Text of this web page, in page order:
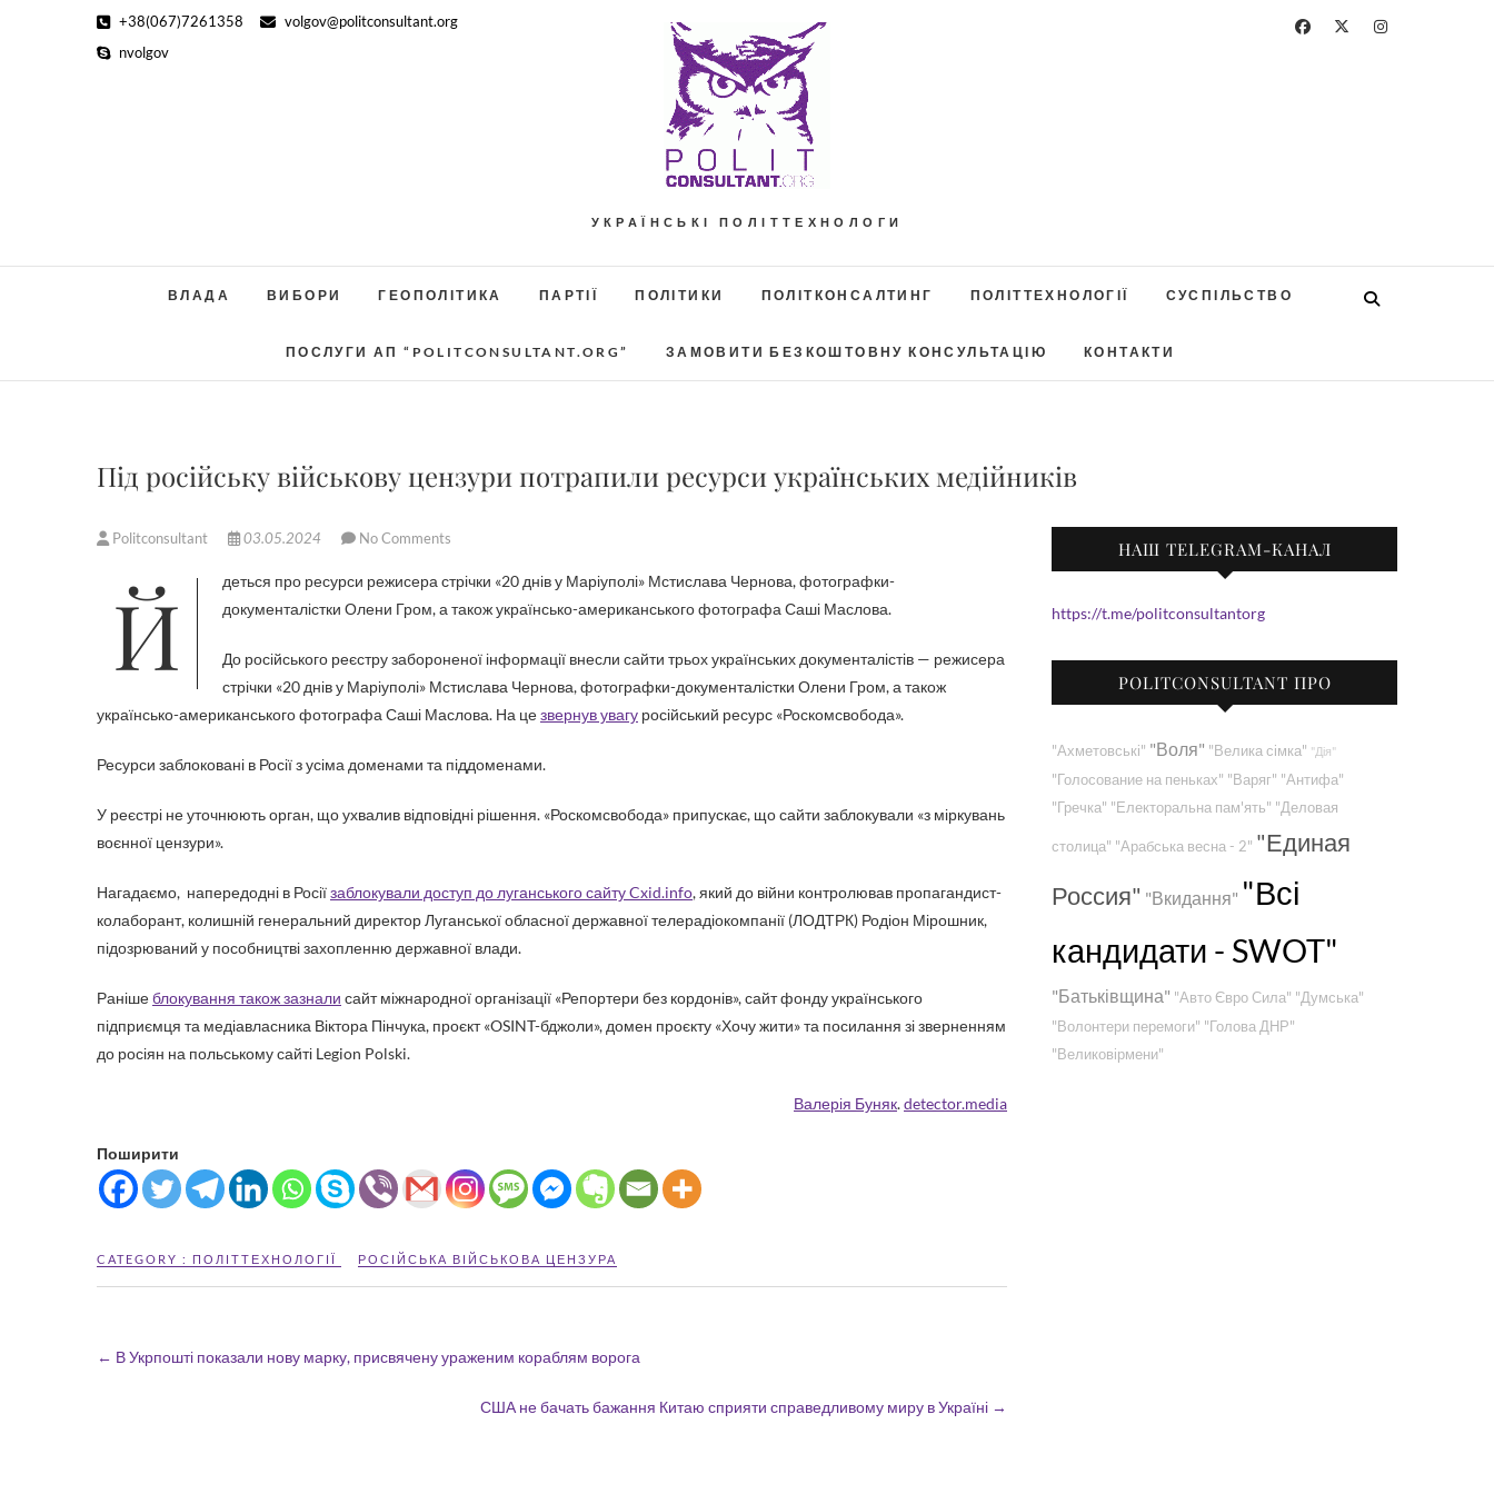
+38(067)7261358
volgov@politconsultant.org
nvolgov
УКРАЇНСЬКІ ПОЛІТТЕХНОЛОГИ
ВЛАДА ВИБОРИ ГЕОПОЛІТИКА ПАРТІЇ ПОЛІТИКИ ПОЛІТКОНСАЛТИНГ ПОЛІТТЕХНОЛОГІЇ СУСПІЛЬСТВО
ПОСЛУГИ АП “POLITCONSULTANT.ORG” ЗАМОВИТИ БЕЗКОШТОВНУ КОНСУЛЬТАЦІЮ КОНТАКТИ
Під російську військову цензури потрапили ресурси українських медійників
Politconsultant 03.05.2024 No Comments
Йдеться про ресурси режисера стрічки «20 днів у Маріуполі» Мстислава Чернова, фотографки- документалістки Олени Гром, а також українсько-американського фотографа Саші Маслова.
До російського реєстру забороненої інформації внесли сайти трьох українських документалістів — режисера
стрічки «20 днів у Маріуполі» Мстислава Чернова, фотографки-документалістки Олени Гром, а також
українсько-американського фотографа Саші Маслова. На цезвернув увагу російський ресурс «Роскомсвобода».
Ресурси заблоковані в Росії з усіма доменами та піддоменами.
У реєстрі не уточнюють орган, що ухвалив відповідні рішення. «Роскомсвобода» припускає, що сайти заблокували «з міркувань
воєнної цензури».
Нагадаємо, напередодні в Росіїзаблокували доступ до луганського сайту Cxid.info, який до війни контролював пропагандист-
колаборант, колишній генеральний директор Луганської обласної державної телерадіокомпанії (ЛОДТРК) Родіон Мірошник,
підозрюваний у пособництві захопленню державної влади.
Ранішеблокування також зазнали сайт міжнародної організації «Репортери без кордонів», сайт фонду українського
підприємця та медіавласника Віктора Пінчука, проєкт «OSINT-бджоли», домен проєкту «Хочу жити» та посилання зі зверненням
до росіян на польському сайті Legion Polski.
Валерія Буняк.detector.media
Поширити
CATEGORY : ПОЛІТТЕХНОЛОГІЇ РОСІЙСЬКА ВІЙСЬКОВА ЦЕНЗУРА
← В Укрпошті показали нову марку, присвячену ураженим кораблям ворога
США не бачать бажання Китаю сприяти справедливому миру в Україні →
НАШ TELEGRAM-КАНАЛ
https://t.me/politconsultantorg
POLITCONSULTANT ПРО
"Ахметовські" "Воля" "Велика сімка" "Дія"
"Голосование на пеньках" "Варяг" "Антифа"
"Гречка" "Електоральна пам'ять" "Деловая
столица" "Арабська весна - 2" "Единая
Россия" "Вкидання" "Всі
кандидати - SWOT"
"Батьківщина" "Авто Євро Сила" "Думська"
"Волонтери перемоги" "Голова ДНР"
"Великовірмени"